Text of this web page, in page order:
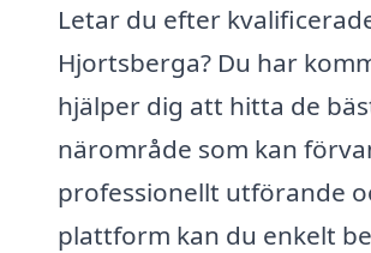
Letar du efter
Hjortsberga? Du har
hjälper dig att hitta de
närområde som kan
professionellt utförande
plattform kan du enkelt